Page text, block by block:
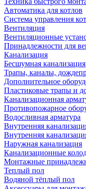
Автоматика для котлов
Система управления
Вентиляция
Вентиляционные
Принадлежности для
Канализация
Бесшумная канализация
Трапы, каналы,
Дополнительное
Пластиковые трапы и
Канализационная
Противопожарное
Водосливная арматура
Внутренняя
Внутренняя
Наружная канализация
Канализационные
Монтажные
Теплый пол
Водяной тёплый пол